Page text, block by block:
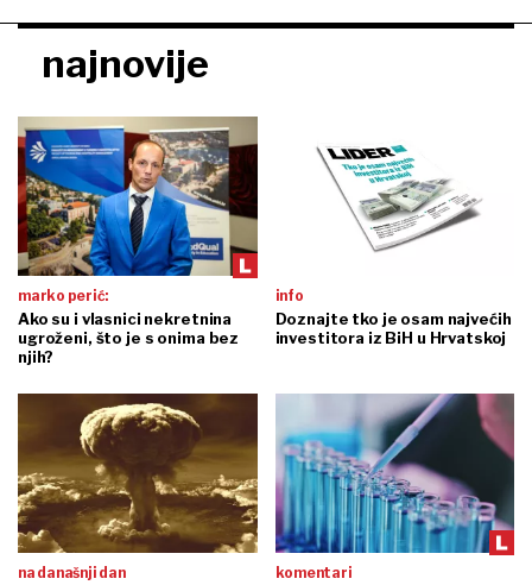
najnovije
marko perić:
Ako su i vlasnici nekretnina
ugroženi, što je s onima bez
njih?
info
Doznajte tko je osam najvećih
investitora iz BiH u Hrvatskoj
na današnji dan komentari